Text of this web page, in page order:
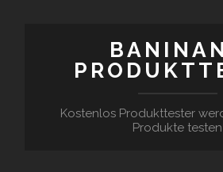
Kostenlos Produkttester
Produkte testen